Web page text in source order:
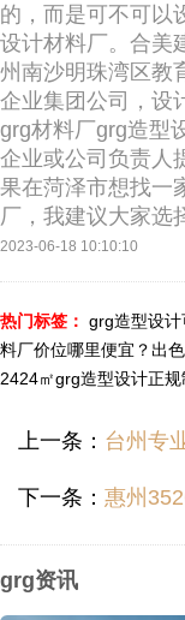
的，而是可不可以
设计材料厂。合美
州南沙明珠湾区教
企业集团公司，设
grg材料厂grg造型
企业或公司负责人
果在菏泽市想找一
厂，我建议大家选
2023-06-18 10:10:10
热门标签： grg造型设计
料厂价位哪里便宜？出
2424㎡grg造型设计正
上一条： 台州专业
下一条： 惠州
grg资讯